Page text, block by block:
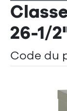
26-1/
Code du